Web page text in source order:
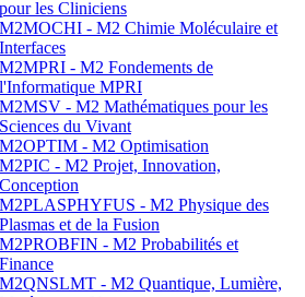
pour les Cliniciens
M2MOCHI - M2 Chimie Moléculaire et
Interfaces
M2MPRI - M2 Fondements de
l'Informatique MPRI
M2MSV - M2 Mathématiques pour les
Sciences du Vivant
M2OPTIM - M2 Optimisation
M2PIC - M2 Projet, Innovation,
Conception
M2PLASPHYFUS - M2 Physique des
Plasmas et de la Fusion
M2PROBFIN - M2 Probabilités et
Finance
M2QNSLMT - M2 Quantique, Lumière,